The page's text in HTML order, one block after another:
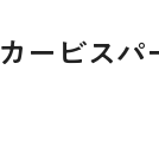
カービス